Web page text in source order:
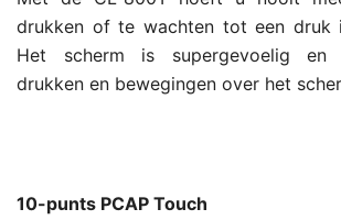
drukken of te wachten tot een druk
Het scherm is supergevoelig en
drukken en bewegingen over het
10-punts PCAP Touch